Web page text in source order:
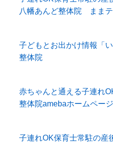
八幡あんど整体院 まま
子どもとお出かけ情報「
整体院
赤ちゃんと通える子連れ
整体院amebaホームページ
子連れOK保育士常駐の